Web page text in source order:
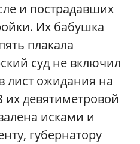
и пострадавших
Их бабушка
плакала
суд не включил
лист ожидания на
девятиметровой
исками и
губернатору